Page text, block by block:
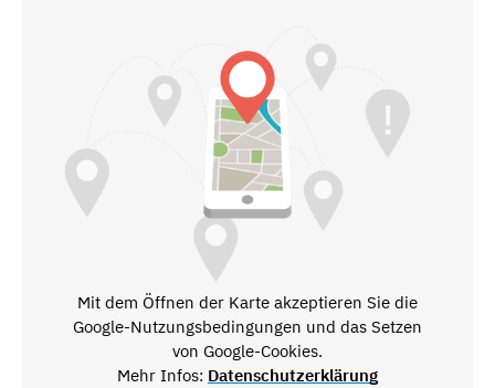
Mit dem Öffnen der Karte akzeptieren Sie die
Google-Nutzungsbedingungen und das Setzen
von Google-Cookies.
Mehr Infos: Datenschutzerklärung